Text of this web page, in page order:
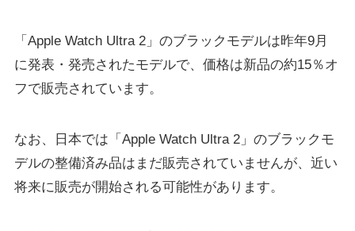
「Apple Watch Ultra 2」のブラックモデルは昨年9月
に発表・発売されたモデルで、価格は新品の約15％オ
フで販売されています。
なお、日本では「Apple Watch Ultra 2」のブラックモ
デルの整備済み品はまだ販売されていませんが、近い
将来に販売が開始される可能性があります。